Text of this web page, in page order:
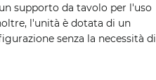
supporto da tavolo per l'uso
l'unità è dotata di un
senza la necessità di